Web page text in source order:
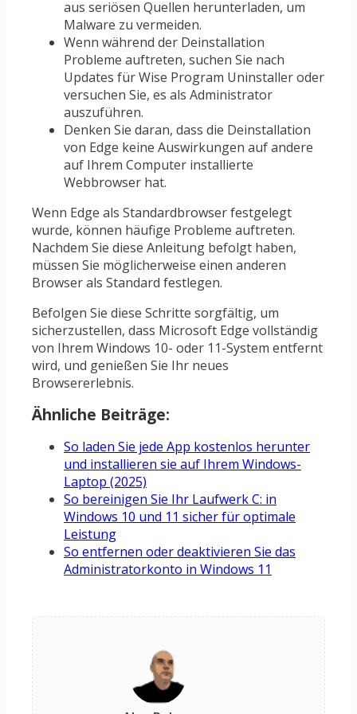
aus seriösen Quellen herunterladen, um
Malware zu vermeiden.
Wenn während der Deinstallation
Probleme auftreten, suchen Sie nach
Updates für Wise Program Uninstaller oder
versuchen Sie, es als Administrator
auszuführen.
Denken Sie daran, dass die Deinstallation
von Edge keine Auswirkungen auf andere
auf Ihrem Computer installierte
Webbrowser hat.
Wenn Edge als Standardbrowser festgelegt
wurde, können häufige Probleme auftreten.
Nachdem Sie diese Anleitung befolgt haben,
müssen Sie möglicherweise einen anderen
Browser als Standard festlegen.
Befolgen Sie diese Schritte sorgfältig, um
sicherzustellen, dass Microsoft Edge vollständig
von Ihrem Windows 10- oder 11-System entfernt
wird, und genießen Sie Ihr neues
Browsererlebnis.
Ähnliche Beiträge:
So laden Sie jede App kostenlos herunter
und installieren sie auf Ihrem Windows-
Laptop (2025)
So bereinigen Sie Ihr Laufwerk C: in
Windows 10 und 11 sicher für optimale
Leistung
So entfernen oder deaktivieren Sie das
Administratorkonto in Windows 11